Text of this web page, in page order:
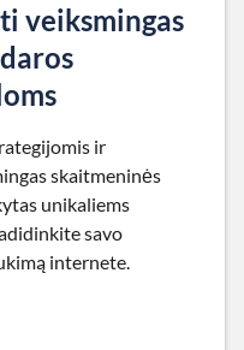
veiksmingas
ir
skaitmeninės
unikaliems
savo
internete.